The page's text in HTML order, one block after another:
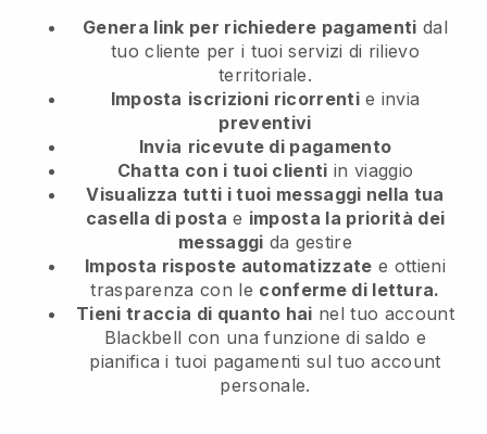
Genera link per richiedere pagamenti dal
tuo cliente per i tuoi servizi di rilievo
territoriale.
Imposta iscrizioni ricorrentie invia
preventivi
Invia ricevute di pagamento
Chatta con i tuoi clienti in viaggio
Visualizza tutti i tuoi messaggi nella tua
casella di posta e imposta la priorità dei
messaggi da gestire
Imposta risposte automatizzate e ottieni
trasparenza con le conferme di lettura.
Tieni traccia di quanto hai nel tuo account
Blackbell con una funzione di saldo e
pianifica i tuoi pagamenti sul tuo account
personale.